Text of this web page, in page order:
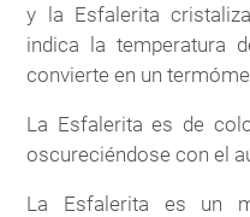
y la Esfalerita
indica la temperatura
convierte en un
La Esfalerita es de
oscureciéndose con el
La Esfalerita es un